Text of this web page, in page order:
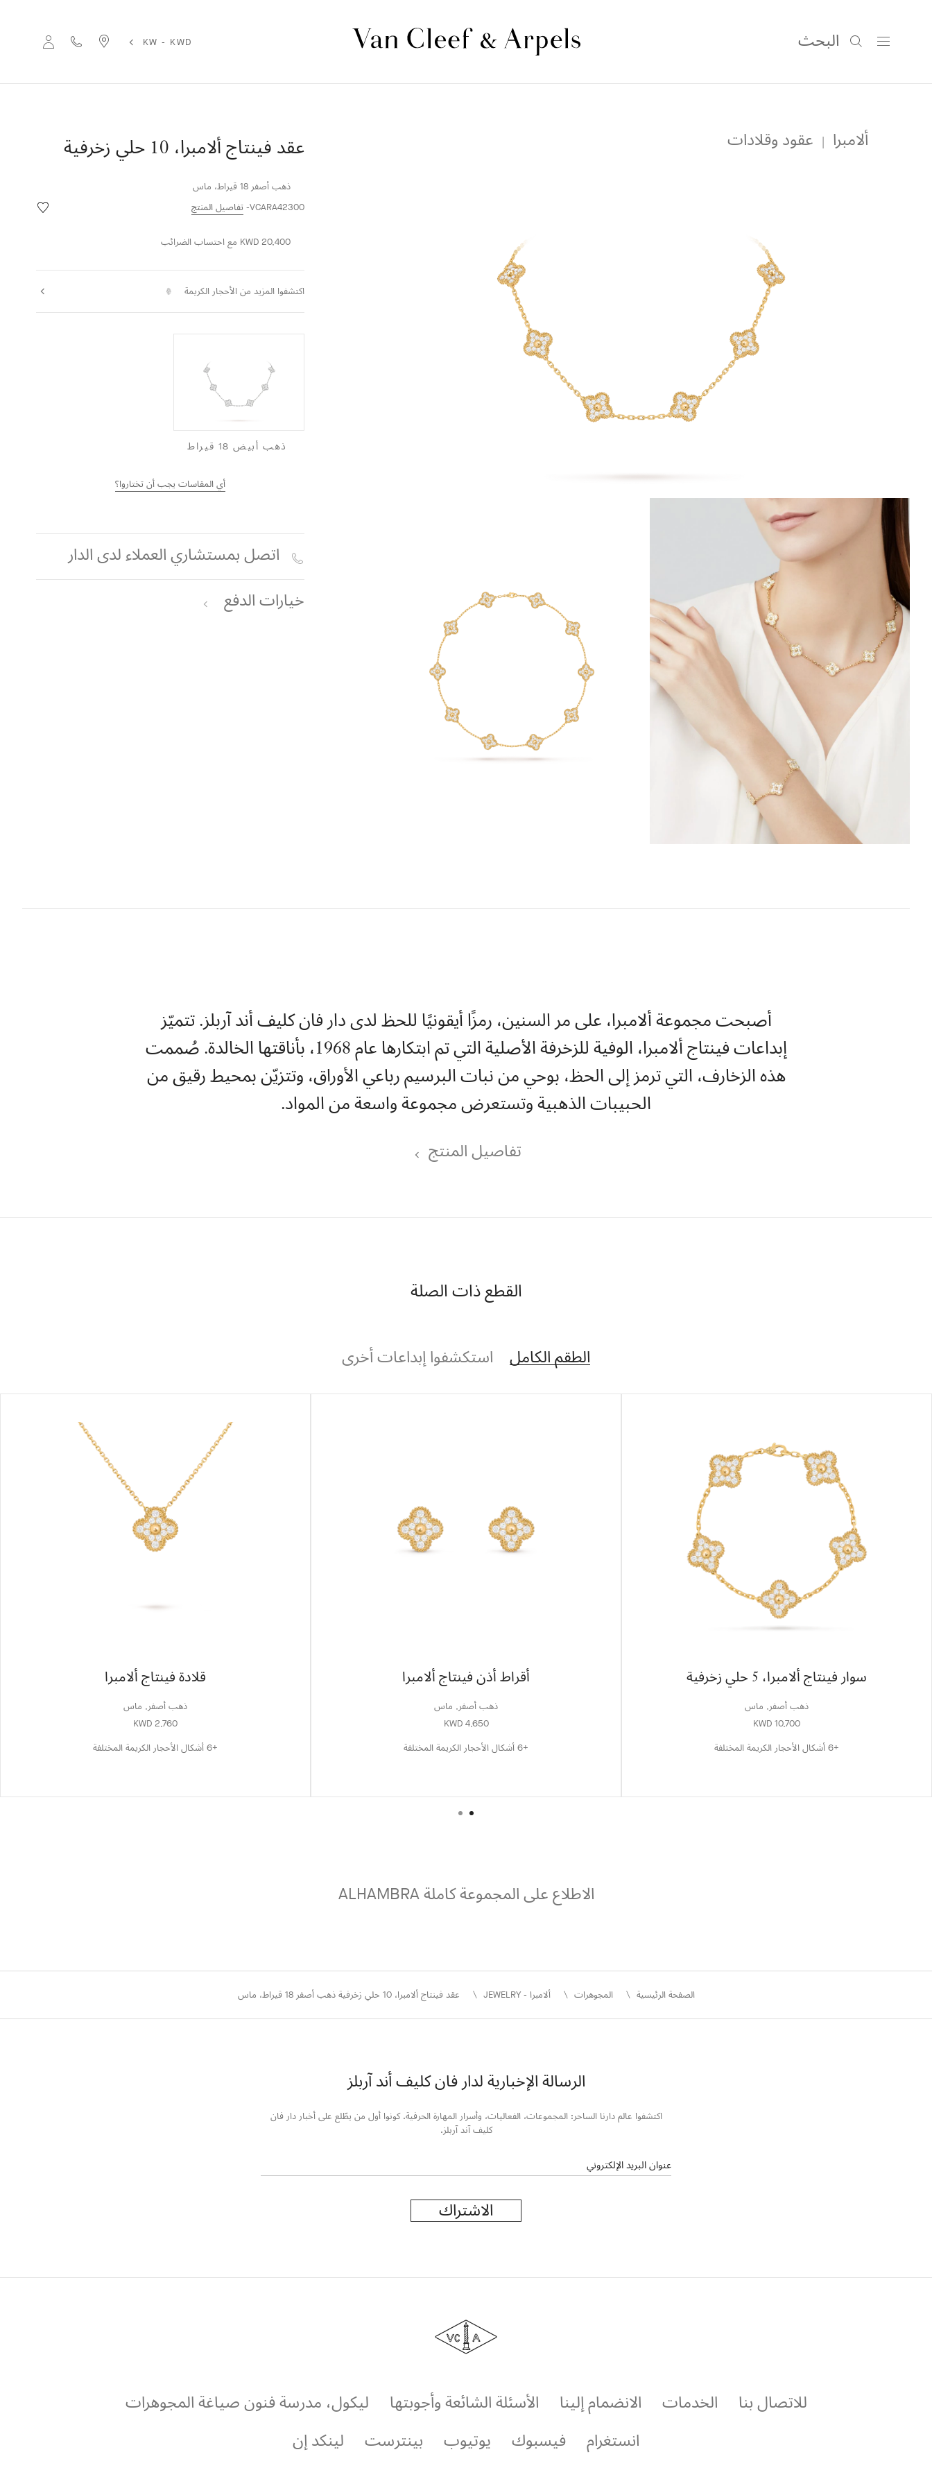
البحث KW - KWD
ألامبرا عقود وقلادات عقد فينتاج ألامبرا، 10 حلي زخرفية
ذهب أصفر 18 قيراط، ماس
VCARA42300 تفاصيل المنتج
KWD 20,400 مع احتساب الضرائب
قائمة
حلي
اكتشفوا المزيد من الأحجار الكريمة
ذهب أبيض 18 قيراط
أي المقاسات يجب أن تختاروا؟
اتصل بمستشاري العملاء لدى الدار
خيارات الدفع
أصبحت مجموعة ألامبرا، على مر السنين، رمزًا أيقونيًا للحظ لدى دار فان كليف أند آربلز. تتميّز
إبداعات فينتاج ألامبرا، الوفية للزخرفة الأصلية التي تم ابتكارها عام 1968، بأناقتها الخالدة. صُممت
هذه الزخارف، التي ترمز إلى الحظ، بوحي من نبات البرسيم رباعي الأوراق، وتتزيّن بمحيط رقيق من
الحبيبات الذهبية وتستعرض مجموعة واسعة من المواد.
تفاصيل المنتج
القطع ذات الصلة
الطقم الكامل استكشفوا إبداعات أخرى
سوار فينتاج ألامبرا، 5 حلي زخرفية
ذهب أصفر, ماس
KWD 10,700
+6 أشكال الأحجار الكريمة المختلفة
أقراط أذن فينتاج ألامبرا
ذهب أصفر, ماس
KWD 4,650
+6 أشكال الأحجار الكريمة المختلفة
قلادة فينتاج ألامبرا
ذهب أصفر, ماس
KWD 2,760
+6 أشكال الأحجار الكريمة المختلفة
الاطلاع على المجموعة كاملة ALHAMBRA
الصفحة الرئيسية المجوهرات ألامبرا - JEWELRY عقد فينتاج ألامبرا، 10 حلي زخرفية ذهب أصفر 18 قيراط، ماس
الرسالة الإخبارية لدار فان كليف أند آربلز
اكتشفوا عالم دارنا الساحر: المجموعات، الفعاليات، وأسرار المهارة الحرفية. كونوا أول من يطّلع على أخبار دار فان
كليف آند آربلز.
عنوان البريد الإلكتروني
كليف
للاتصال بنا الخدمات الانضمام إلينا الأسئلة الشائعة وأجوبتها
ليكول، مدرسة فنون صياغة المجوهرات
انستغرام
فيسبوك يوتيوب بينترست لينكد إن